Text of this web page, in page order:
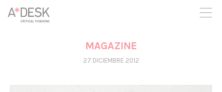
crees también en A*DESK seguimos necesitándote para poder
seguir adelante. Ahora puedes participar del proyecto y
apoyarlo.
MAGAZINE
27 DICIEMBRE 2012